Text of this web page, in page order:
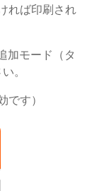
れば印刷され
加モード（タ
。
です）